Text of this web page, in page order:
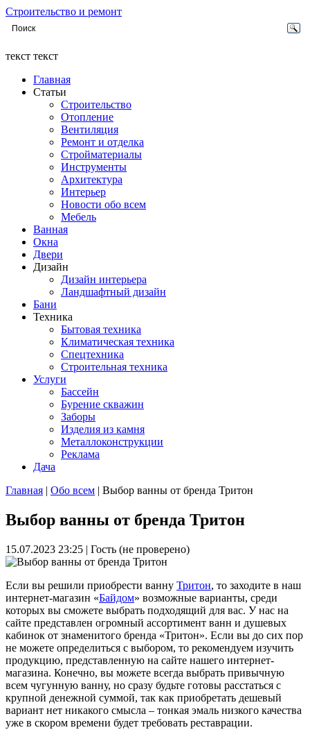
Строительство и ремонт
текст текст
Главная
Статьи
Строительство
Отопление
Вентиляция
Ремонт и отделка
Стройматериалы
Инструменты
Архитектура
Интерьер
Новости обо всем
Мебель
Ванная
Окна
Двери
Дизайн
Дизайн интерьера
Ландшафтный дизайн
Бани
Техника
Бытовая техника
Климатическая техника
Спецтехника
Строительная техника
Услуги
Бассейн
Бурение скважин
Заборы
Изделия из камня
Металлоконструкции
Реклама
Дача
Главная | Обо всем | Выбор ванны от бренда Тритон
Выбор ванны от бренда Тритон
15.07.2023 23:25 | Гость (не проверено)
Если вы решили приобрести ванну Тритон, то заходите в наш
интернет-магазин «Байдом» возможные варианты, среди
которых вы сможете выбрать подходящий для вас. У нас на
сайте представлен огромный ассортимент ванн и душевых
кабинок от знаменитого бренда «Тритон». Если вы до сих пор
не можете определиться с выбором, то рекомендуем изучить
продукцию, представленную на сайте нашего интернет-
магазина. Конечно, вы можете всегда выбрать привычную
всем чугунную ванну, но сразу будьте готовы расстаться с
крупной денежной суммой, так как приобретать дешевый
вариант нет никакого смысла – тонкая эмаль низкого качества
уже в скором времени будет требовать реставрации.